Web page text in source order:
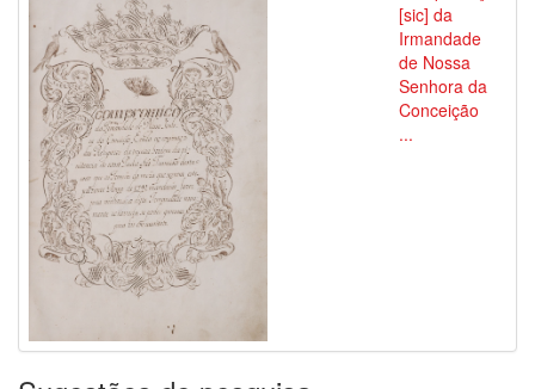
[sic] da
Irmandade
de Nossa
Senhora da
Conceição
...